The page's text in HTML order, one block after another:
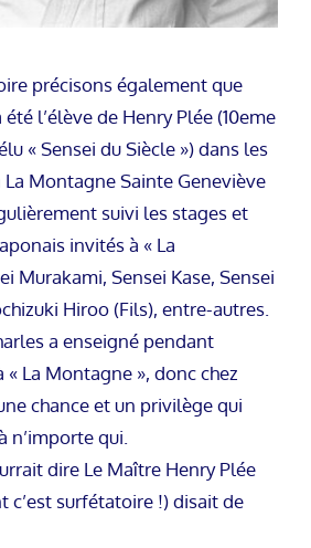
précisons également que
l’élève de Henry Plée (10eme
« Sensei du Siècle ») dans les
Montagne Sainte Geneviève
suivi les stages et
invités à « La
Murakami, Sensei Kase, Sensei
Hiroo (Fils), entre-autres.
a enseigné pendant
« La Montagne », donc chez
chance et un privilège qui
n’importe qui.
dire Le Maître Henry Plée
c’est surfétatoire !) disait de